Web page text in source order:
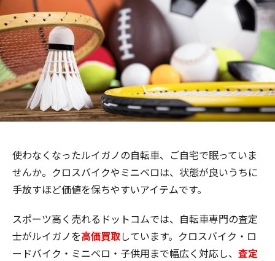
使わなくなったルイガノの自転車、ご自宅で眠っていま
せんか。クロスバイクやミニベロは、状態が良いうちに
手放すほど価値を保ちやすいアイテムです。
スポーツ高く売れるドットコムでは、自転車専門の査定
士がルイガノを高価買取しています。クロスバイク・ロ
ードバイク・ミニベロ・子供用まで幅広く対応し、 査定